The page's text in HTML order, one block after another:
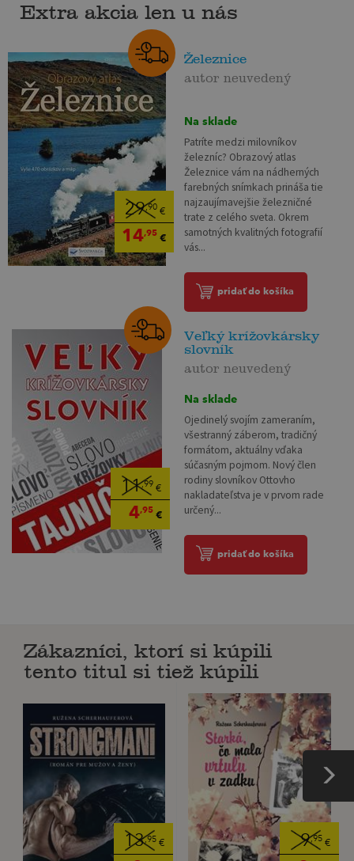
Extra akcia len u nás
29,90€
14,95€
Železnice
autor neuvedený
Na sklade
Patríte medzi milovníkov
železníc? Obrazový atlas
Železnice vám na nádherných
farebných snímkach prináša tie
najzaujímavejšie železničné
trate z celého sveta. Okrem
samotných kvalitných fotografií
vás...
pridať do košíka
11,99 €
4,95€
Veľký krížovkársky
slovník
autor neuvedený
Na sklade
Ojedinelý svojím zameraním,
všestranný záberom, tradičný
formátom, aktuálny vďaka
súčasným pojmom. Nový člen
rodiny slovníkov Ottovho
nakladateľstva je v prvom rade
určený...
pridať do košíka
Zákazníci, ktorí si kúpili
tento titul si tiež kúpili
13,95€ 9,95€